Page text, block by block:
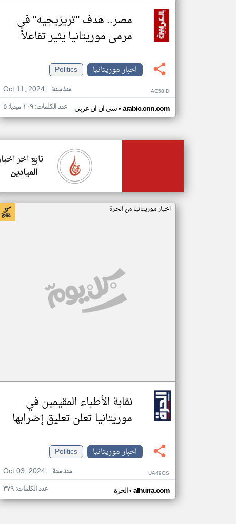
مصر.. هدف "تريزيجيه" في
مرمى موريتانيا يثير تفاعلاً
اخبار موريتانيا
Politics
Oct 11, 2024
منذ سنة AC58ID
سي ان ان عربي• arabic.cnn.com عدد الكلمات: ١٠٩ ميديا: ٥
تابع اخر
الميادين
اخبار موريتانيا من الحرة
نقابة الأطباء المقيمين في
موريتانيا تعلن تعليق إضرابها
اخبار موريتانيا
Politics
Oct 03, 2024
منذ سنة UA49OS
الحرة• alhurra.com عدد الكلمات: ٣٧٩